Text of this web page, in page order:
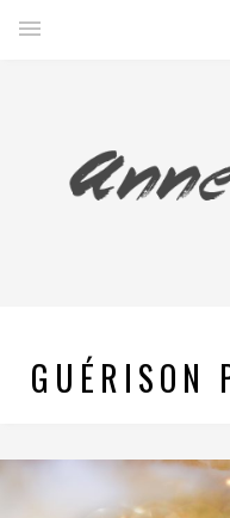
GUÉRISON